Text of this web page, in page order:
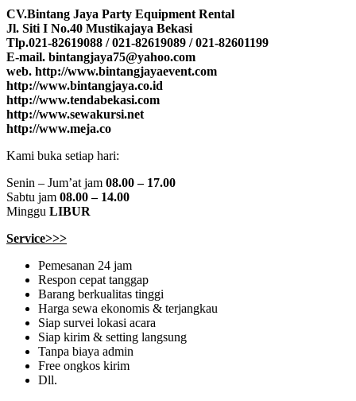
CV.Bintang Jaya Party Equipment Rental
Jl. Siti I No.40 Mustikajaya Bekasi
Tlp.021-82619088 / 021-82619089 / 021-82601199
E-mail. bintangjaya75@yahoo.com
web. http://www.bintangjayaevent.com
http://www.bintangjaya.co.id
http://www.tendabekasi.com
http://www.sewakursi.net
http://www.meja.co
Kami buka setiap hari:
Senin – Jum’at jam 08.00 – 17.00
Sabtu jam 08.00 – 14.00
Minggu LIBUR
Service>>>
Pemesanan 24 jam
Respon cepat tanggap
Barang berkualitas tinggi
Harga sewa ekonomis & terjangkau
Siap survei lokasi acara
Siap kirim & setting langsung
Tanpa biaya admin
Free ongkos kirim
Dll.